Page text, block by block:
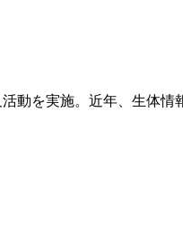
を実施。近年、生体